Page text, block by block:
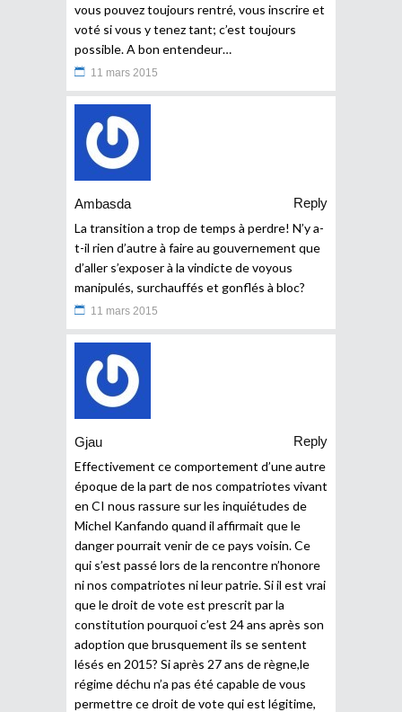
vous pouvez toujours rentré, vous inscrire et
voté si vous y tenez tant; c’est toujours
possible. A bon entendeur…
11 mars 2015
Ambasda
Reply
La transition a trop de temps à perdre! N’y a-
t-il rien d’autre à faire au gouvernement que
d’aller s’exposer à la vindicte de voyous
manipulés, surchauffés et gonflés à bloc?
11 mars 2015
Gjau
Reply
Effectivement ce comportement d’une autre
époque de la part de nos compatriotes vivant
en CI nous rassure sur les inquiétudes de
Michel Kanfando quand il affirmait que le
danger pourrait venir de ce pays voisin. Ce
qui s’est passé lors de la rencontre n’honore
ni nos compatriotes ni leur patrie. Si il est vrai
que le droit de vote est prescrit par la
constitution pourquoi c’est 24 ans après son
adoption que brusquement ils se sentent
lésés en 2015? Si après 27 ans de règne,le
régime déchu n’a pas été capable de vous
permettre ce droit de vote qui est légitime,